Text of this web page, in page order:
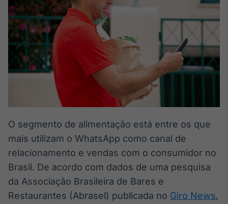
Plataforma para
Soluções de Dados
e Conteúdos
Plataforma para
negociação de
ativos
Broadcast
Datafeed
APIs para
integração de
conteúdos e
dados
O segmento de alimentação está entre os que
mais utilizam o WhatsApp como canal de
relacionamento e vendas com o consumidor no
Brasil. De acordo com dados de uma pesquisa
da Associação Brasileira de Bares e
Restaurantes (Abrasel) publicada no Giro News,